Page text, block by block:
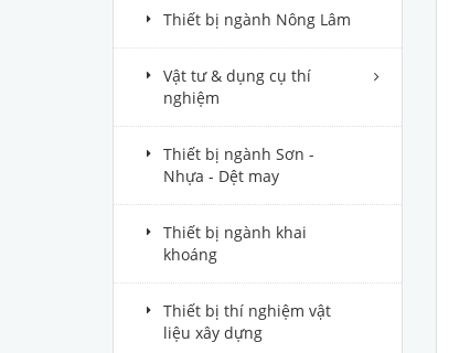
Thiết bị ngành Nông Lâm
Vật tư & dụng cụ thí
nghiệm
Thiết bị ngành Sơn -
Nhựa - Dệt may
Thiết bị ngành khai
khoáng
Thiết bị thí nghiệm vật
liệu xây dựng